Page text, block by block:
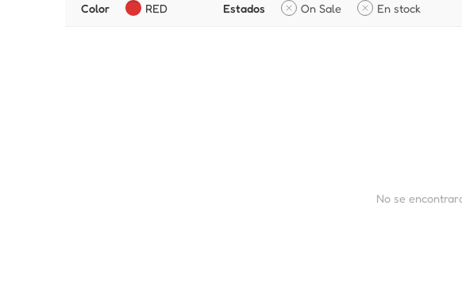
Color RED Estados On Sale En stock
No se